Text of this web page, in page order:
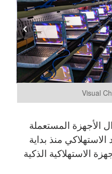
الأجهزة المستعملة
منذ بداية
الاستهلاكية الذكية